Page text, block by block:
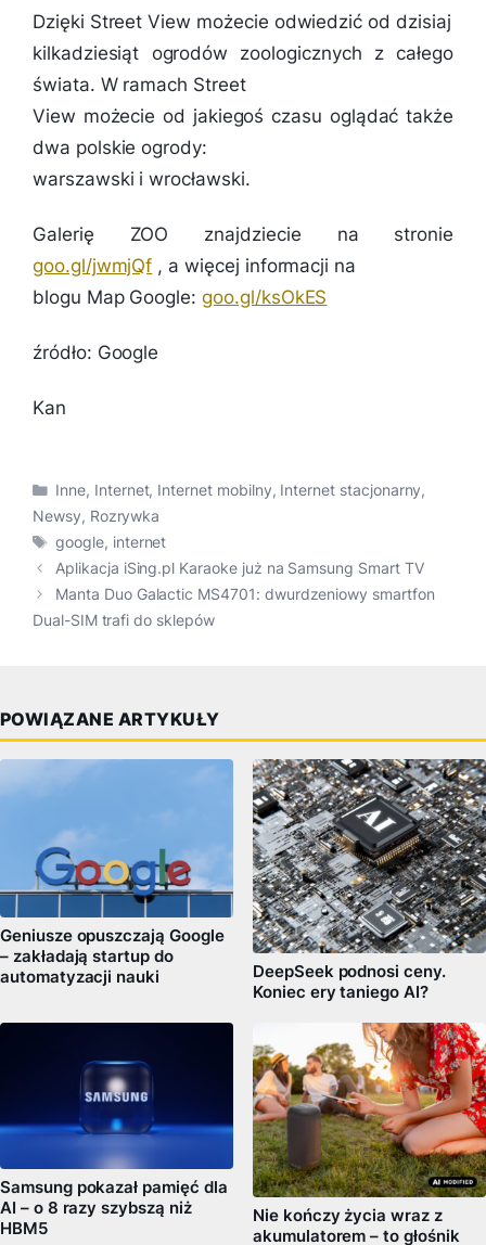
Dzięki Street View możecie odwiedzić od dzisiaj
kilkadziesiąt ogrodów zoologicznych z całego
świata. W ramach Street
View możecie od jakiegoś czasu oglądać także
dwa polskie ogrody:
warszawski i wrocławski.
Galerię ZOO znajdziecie na stronie
goo.gl/jwmjQf , a więcej informacji na
blogu Map Google:goo.gl/ksOkES
źródło: Google
Kan
Kategorie
Inne, Internet, Internet mobilny, Internet stacjonarny,
Newsy, Rozrywka
Tagi
google, internet
Aplikacja iSing.pl Karaoke już na Samsung Smart TV
Manta Duo Galactic MS4701: dwurdzeniowy smartfon
Dual-SIM trafi do sklepów
POWIĄZANE ARTYKUŁY
Geniusze opuszczają Google
– zakładają startup do
automatyzacji nauki
DeepSeek podnosi ceny.
Koniec ery taniego AI?
Samsung pokazał pamięć dla
AI – o 8 razy szybszą niż
HBM5
Nie kończy życia wraz z
akumulatorem – to głośnik